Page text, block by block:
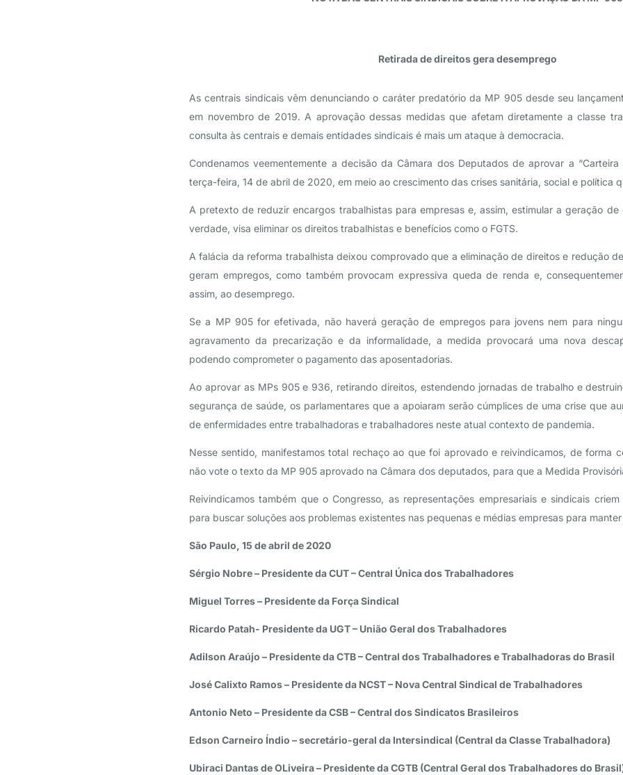
Retirada de direitos gera desemprego
As centrais sindicais vêm denunciando o caráter predatório da MP 905 desde seu
em novembro de 2019. A aprovação dessas medidas que afetam diretamente a classe
consulta às centrais e demais entidades sindicais é mais um ataque à democracia.
Condenamos veementemente a decisão da Câmara dos Deputados de aprovar a
terça-feira, 14 de abril de 2020, em meio ao crescimento das crises sanitária, social e política
A pretexto de reduzir encargos trabalhistas para empresas e, assim, estimular a geração de
verdade, visa eliminar os direitos trabalhistas e benefícios como o FGTS.
A falácia da reforma trabalhista deixou comprovado que a eliminação de direitos e redução
geram empregos, como também provocam expressiva queda de renda e,
assim, ao desemprego.
Se a MP 905 for efetivada, não haverá geração de empregos para jovens nem para
agravamento da precarização e da informalidade, a medida provocará uma nova
podendo comprometer o pagamento das aposentadorias.
Ao aprovar as MPs 905 e 936, retirando direitos, estendendo jornadas de trabalho e
segurança de saúde, os parlamentares que a apoiaram serão cúmplices de uma crise que
de enfermidades entre trabalhadoras e trabalhadores neste atual contexto de pandemia.
Nesse sentido, manifestamos total rechaço ao que foi aprovado e reivindicamos, de forma
não vote o texto da MP 905 aprovado na Câmara dos deputados, para que a Medida
Reivindicamos também que o Congresso, as representações empresariais e sindicais
para buscar soluções aos problemas existentes nas pequenas e médias empresas para
São Paulo, 15 de abril de 2020
Sérgio Nobre – Presidente da CUT – Central Única dos Trabalhadores
Miguel Torres – Presidente da Força Sindical
Ricardo Patah- Presidente da UGT – União Geral dos Trabalhadores
Adilson Araújo – Presidente da CTB – Central dos Trabalhadores e Trabalhadoras do Brasil
José Calixto Ramos – Presidente da NCST – Nova Central Sindical de Trabalhadores
Antonio Neto – Presidente da CSB – Central dos Sindicatos Brasileiros
Edson Carneiro Índio – secretário-geral da Intersindical (Central da Classe Trabalhadora)
Ubiraci Dantas de OLiveira – Presidente da CGTB (Central Geral dos Trabalhadores do